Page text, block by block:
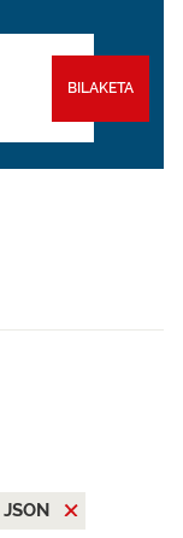
BILAKETA
JSON